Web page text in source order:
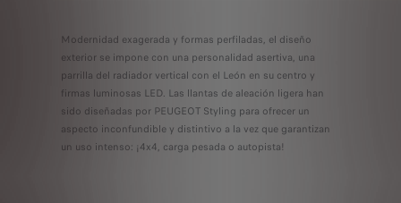
Modernidad exagerada y formas perfiladas, el diseño
exterior se impone con una personalidad asertiva, una
parrilla del radiador vertical con el León en su centro y
firmas luminosas LED. Las llantas de aleación ligera han
sido diseñadas por PEUGEOT Styling para ofrecer un
aspecto inconfundible y distintivo a la vez que garantizan
un uso intenso: ¡4x4, carga pesada o autopista!